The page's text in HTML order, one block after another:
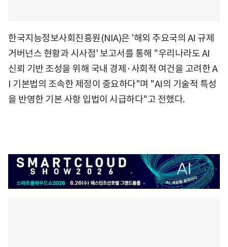
한국지능정보사회진흥원(NIA)은 '해외 주요국의 AI 규제
거버넌스 현황과 시사점' 보고서를 통해 "우리나라도 AI
신뢰 기반 조성을 위해 국내 경제·사회적 여건을 고려한 A
I 기본법의 조속한 제정이 중요하다"며 "AI의 기술적 특성
을 반영한 기본 사항 입법이 시급하다"고 전했다.